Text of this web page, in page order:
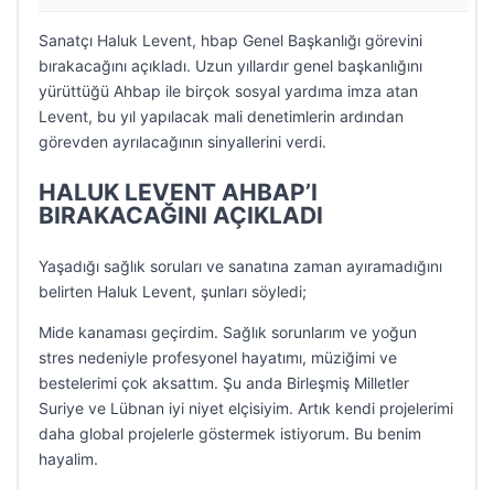
Sanatçı Haluk Levent, hbap Genel Başkanlığı görevini
bırakacağını açıkladı. Uzun yıllardır genel başkanlığını
yürüttüğü Ahbap ile birçok sosyal yardıma imza atan
Levent, bu yıl yapılacak mali denetimlerin ardından
görevden ayrılacağının sinyallerini verdi.
HALUK LEVENT AHBAP’I
BIRAKACAĞINI AÇIKLADI
Yaşadığı sağlık soruları ve sanatına zaman ayıramadığını
belirten Haluk Levent, şunları söyledi;
Mide kanaması geçirdim. Sağlık sorunlarım ve yoğun
stres nedeniyle profesyonel hayatımı, müziğimi ve
bestelerimi çok aksattım. Şu anda Birleşmiş Milletler
Suriye ve Lübnan iyi niyet elçisiyim. Artık kendi projelerimi
daha global projelerle göstermek istiyorum. Bu benim
hayalim.